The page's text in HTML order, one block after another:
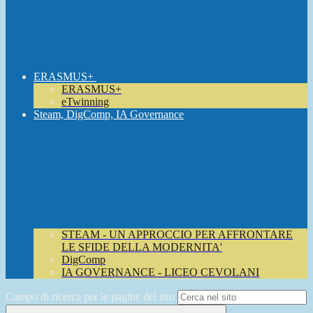
ERASMUS+
ERASMUS+
eTwinning
Steam, DigComp, IA Governance
STEAM - UN APPROCCIO PER AFFRONTARE
LE SFIDE DELLA MODERNITA'
DigComp
IA GOVERNANCE - LICEO CEVOLANI
Campo di ricerca per le pagine del sito